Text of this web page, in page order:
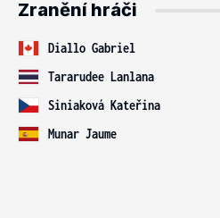
Zranění hráči
Diallo Gabriel
Tararudee Lanlana
Siniaková Kateřina
Munar Jaume